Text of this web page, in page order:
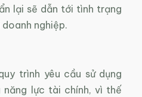
lại sẽ dẫn tới tình trạng
nghiệp.
trình yêu cầu sử dụng
năng lực tài chính, vì thế